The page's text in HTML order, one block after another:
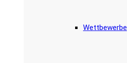
Wettbewerbe